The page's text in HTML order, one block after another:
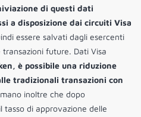
di questi dati
a disposizione dai circuiti Visa
essere salvati dagli esercenti
future. Dati Visa
è possibile una riduzione
tradizionali transazioni con
inoltre che dopo
tasso di approvazione delle